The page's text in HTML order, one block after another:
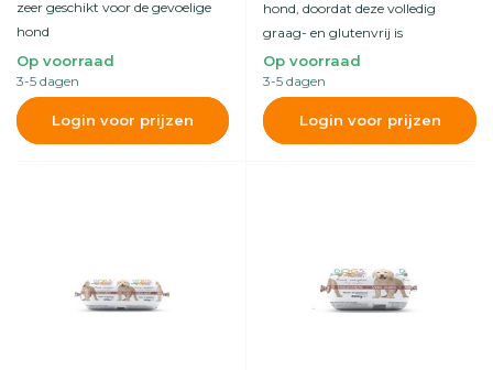
zeer geschikt voor de gevoelige
hond
Op voorraad
3-5 dagen
Login voor prijzen
hond, doordat deze volledig
graag- en glutenvrij is
Op voorraad
3-5 dagen
Login voor prijzen